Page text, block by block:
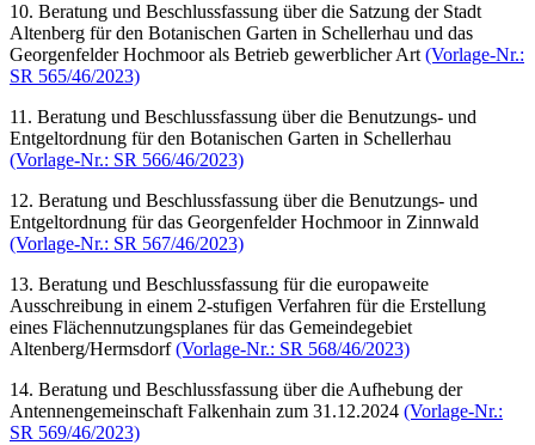
10. Beratung und Beschlussfassung über die Satzung der Stadt
Altenberg für den Botanischen Garten in Schellerhau und das
Georgenfelder Hochmoor als Betrieb gewerblicher Art (Vorlage-Nr.:
SR 565/46/2023)
11. Beratung und Beschlussfassung über die Benutzungs- und
Entgeltordnung für den Botanischen Garten in Schellerhau
(Vorlage-Nr.: SR 566/46/2023)
12. Beratung und Beschlussfassung über die Benutzungs- und
Entgeltordnung für das Georgenfelder Hochmoor in Zinnwald
(Vorlage-Nr.: SR 567/46/2023)
13. Beratung und Beschlussfassung für die europaweite
Ausschreibung in einem 2-stufigen Verfahren für die Erstellung
eines Flächennutzungsplanes für das Gemeindegebiet
Altenberg/Hermsdorf(Vorlage-Nr.: SR 568/46/2023)
14. Beratung und Beschlussfassung über die Aufhebung der
Antennengemeinschaft Falkenhain zum 31.12.2024 (Vorlage-Nr.:
SR 569/46/2023)